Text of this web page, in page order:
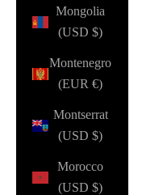
Mongolia
(USD $)
Montenegro
(EUR €)
Montserrat
(USD $)
Morocco
(USD $)